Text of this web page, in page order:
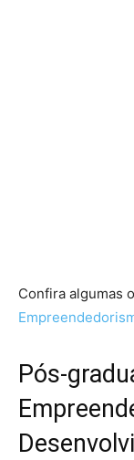
Confira algumas
Pós-